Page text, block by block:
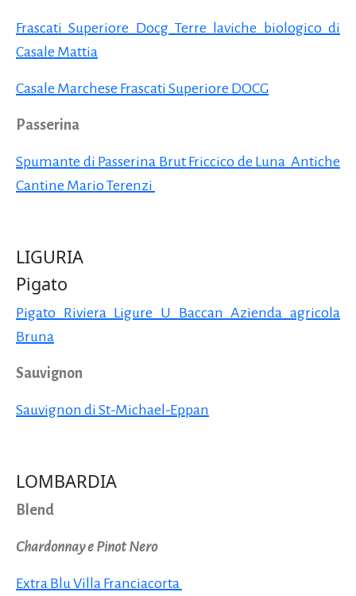
Frascati Superiore Docg Terre laviche biologico di
Casale Mattia
Casale Marchese Frascati Superiore DOCG
Passerina
Spumante di Passerina Brut Friccico de Luna Antiche
Cantine Mario Terenzi
LIGURIA
Pigato
Pigato Riviera Ligure U Baccan Azienda agricola
Bruna
Sauvignon
Sauvignon di St-Michael-Eppan
LOMBARDIA
Blend
Chardonnay e Pinot Nero
Extra Blu Villa Franciacorta